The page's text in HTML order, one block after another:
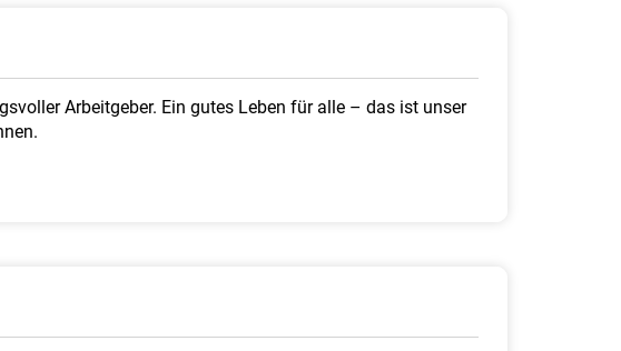
Arbeitgeber. Ein gutes Leben für alle – das ist unser